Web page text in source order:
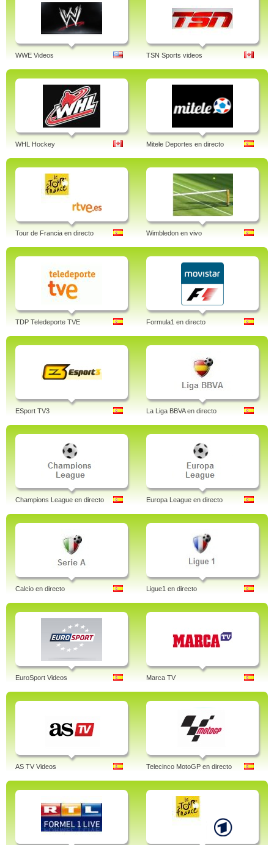
WWE Videos TSN Sports videos
WHL Hockey Mitele Deportes en directo
Tour de Francia en directo Wimbledon en vivo
TDP Teledeporte TVE Formula1 en directo
ESport TV3 La Liga BBVA en directo
Champions League en directo Europa League en directo
Calcio en directo Ligue1 en directo
EuroSport Videos Marca TV
AS TV Videos Telecinco MotoGP en directo